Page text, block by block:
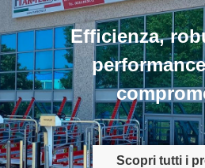
Efficienza,
Scopri tutti i